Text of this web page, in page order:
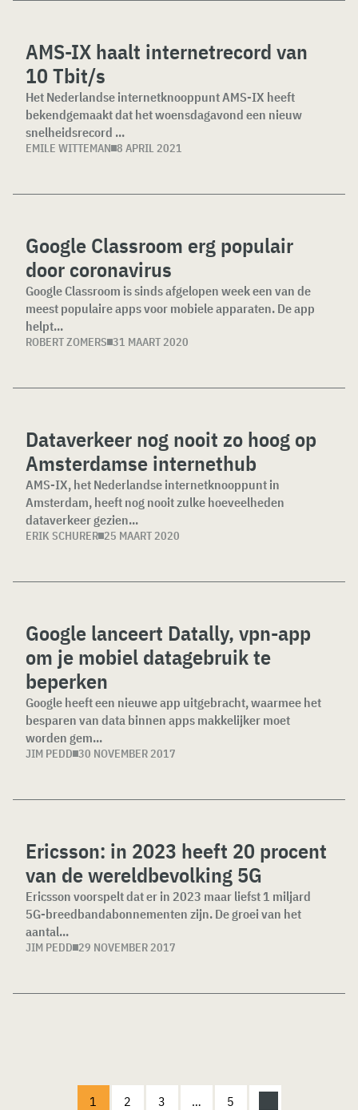
AMS-IX haalt internetrecord van
10 Tbit/s
Het Nederlandse internetknooppunt AMS-IX heeft
bekendgemaakt dat het woensdagavond een nieuw
snelheidsrecord ...
EMILE WITTEMAN 8 APRIL 2021
Google Classroom erg populair
door coronavirus
Google Classroom is sinds afgelopen week een van de
meest populaire apps voor mobiele apparaten. De app
helpt...
ROBERT ZOMERS 31 MAART 2020
Dataverkeer nog nooit zo hoog op
Amsterdamse internethub
AMS-IX, het Nederlandse internetknooppunt in
Amsterdam, heeft nog nooit zulke hoeveelheden
dataverkeer gezien...
ERIK SCHURER 25 MAART 2020
Google lanceert Datally, vpn-app
om je mobiel datagebruik te
beperken
Google heeft een nieuwe app uitgebracht, waarmee het
besparen van data binnen apps makkelijker moet
worden gem...
JIM PEDD 30 NOVEMBER 2017
Ericsson: in 2023 heeft 20 procent
van de wereldbevolking 5G
Ericsson voorspelt dat er in 2023 maar liefst 1 miljard
5G-breedbandabonnementen zijn. De groei van het
aantal...
JIM PEDD 29 NOVEMBER 2017
1 2 3 … 5